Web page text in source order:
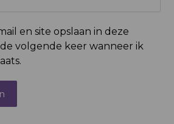
en site opslaan in deze
volgende keer wanneer ik